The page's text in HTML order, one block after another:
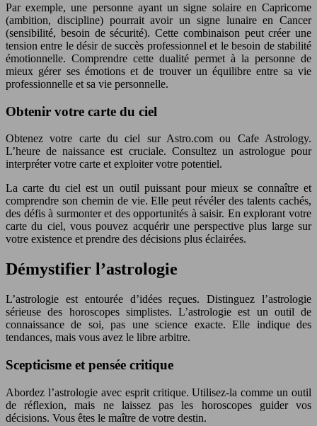
Par exemple, une personne ayant un signe solaire en Capricorne
(ambition, discipline) pourrait avoir un signe lunaire en Cancer
(sensibilité, besoin de sécurité). Cette combinaison peut créer une
tension entre le désir de succès professionnel et le besoin de stabilité
émotionnelle. Comprendre cette dualité permet à la personne de
mieux gérer ses émotions et de trouver un équilibre entre sa vie
professionnelle et sa vie personnelle.
Obtenir votre carte du ciel
Obtenez votre carte du ciel sur Astro.com ou Cafe Astrology.
L’heure de naissance est cruciale. Consultez un astrologue pour
interpréter votre carte et exploiter votre potentiel.
La carte du ciel est un outil puissant pour mieux se connaître et
comprendre son chemin de vie. Elle peut révéler des talents cachés,
des défis à surmonter et des opportunités à saisir. En explorant votre
carte du ciel, vous pouvez acquérir une perspective plus large sur
votre existence et prendre des décisions plus éclairées.
Démystifier l’astrologie
L’astrologie est entourée d’idées reçues. Distinguez l’astrologie
sérieuse des horoscopes simplistes. L’astrologie est un outil de
connaissance de soi, pas une science exacte. Elle indique des
tendances, mais vous avez le libre arbitre.
Scepticisme et pensée critique
Abordez l’astrologie avec esprit critique. Utilisez-la comme un outil
de réflexion, mais ne laissez pas les horoscopes guider vos
décisions. Vous êtes le maître de votre destin.